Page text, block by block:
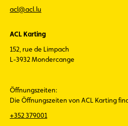
acl@acl.lu
ACL Karting
152, rue de Limpach
L-3932 Mondercange
Öffnungszeiten:
Die Öffnungszeiten von ACL Karting
+352 379001